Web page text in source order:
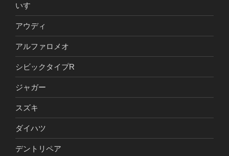
いすゞ
アウディ
アルファロメオ
シビックタイプR
ジャガー
スズキ
ダイハツ
デントリペア